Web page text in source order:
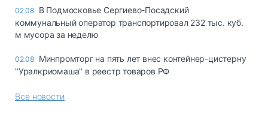
02.08 В Подмосковье Сергиево-Посадский
коммунальный оператор транспортировал 232 тыс. куб.
м мусора за неделю
02.08 Минпромторг на пять лет внес контейнер-цистерну
"Уралкриомаша" в реестр товаров РФ
Все новости